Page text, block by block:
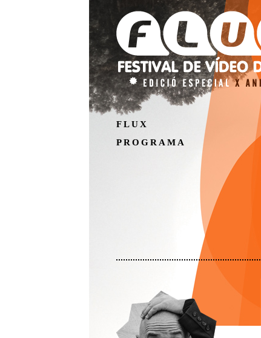
FLUX
PROGRAMA